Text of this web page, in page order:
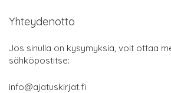
Yhteydenotto
Jos sinulla on kysymyksiä, voit ottaa
sähköpostitse:
info@ajatuskirjat.fi